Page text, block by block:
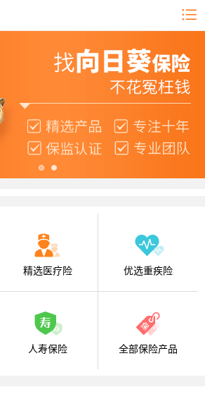
精选医疗险 优选重疾险
人寿保险 全部保险产品